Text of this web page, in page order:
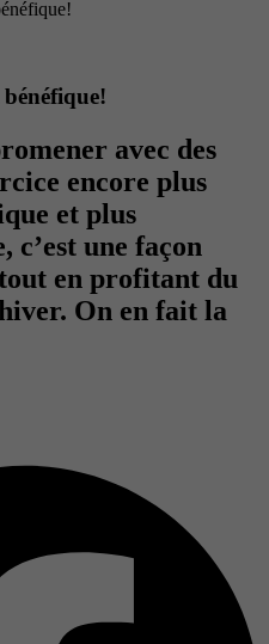
avec des
encore plus
et plus
une façon
en profitant du
On en fait la